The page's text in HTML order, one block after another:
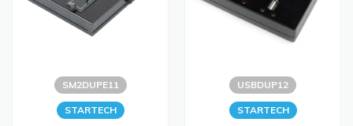
SM2DUPE11
STARTECH
USBDUP12
STARTECH